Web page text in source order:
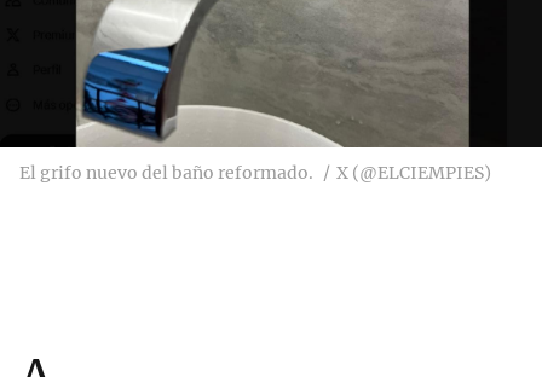
El grifo nuevo del baño reformado. X (@ELCIEMPIES)